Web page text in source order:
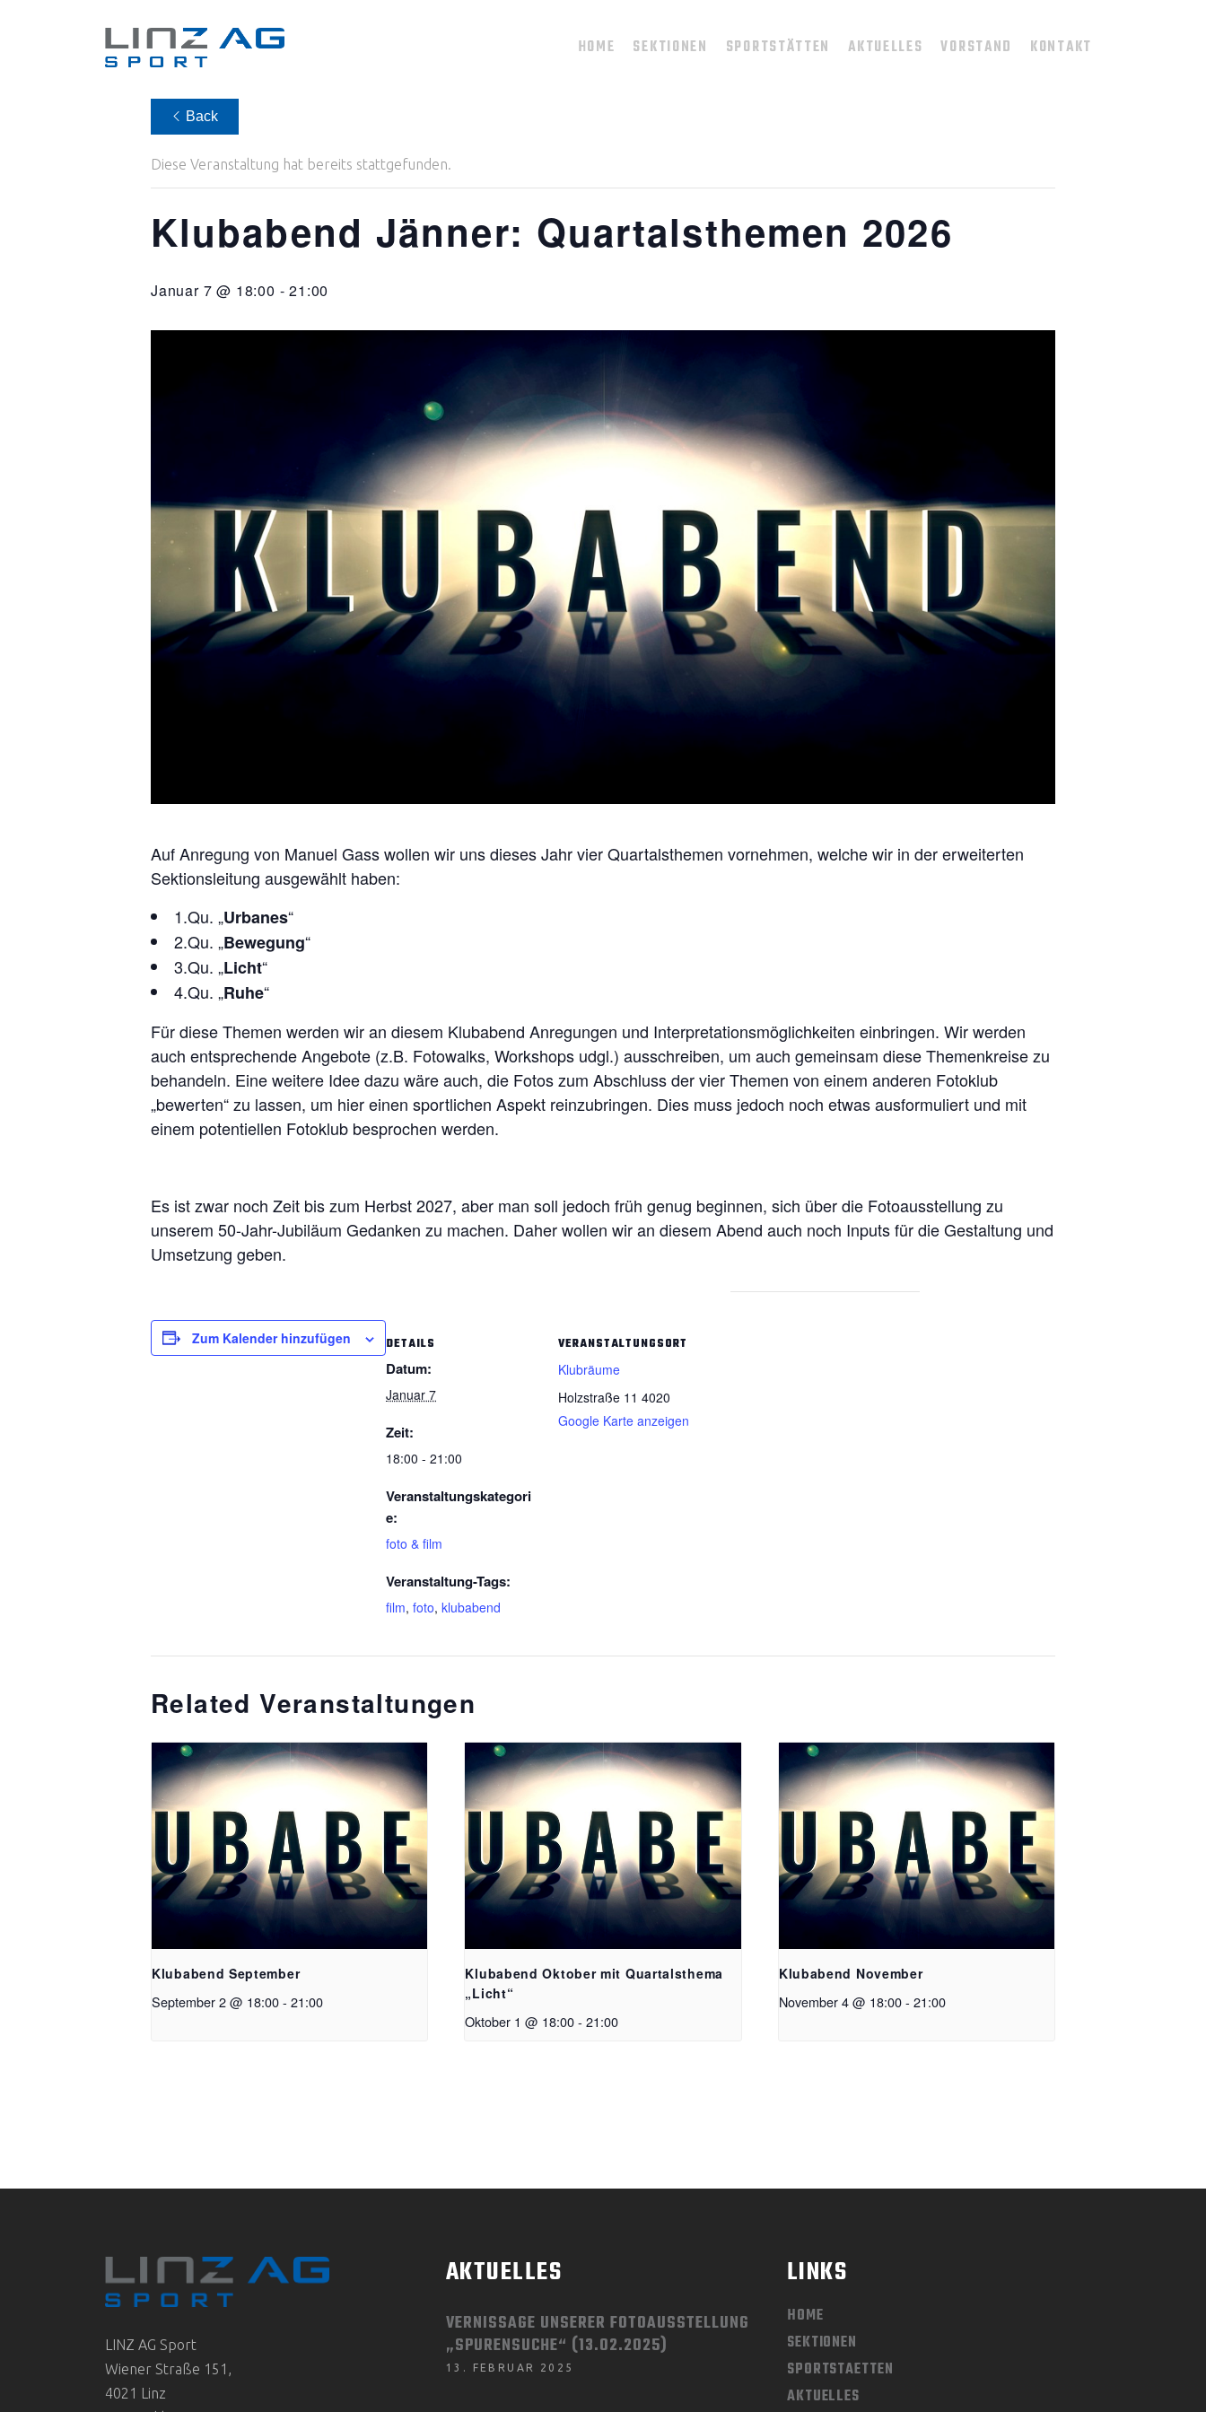
HOME SEKTIONEN SPORTSTÄTTEN AKTUELLES VORSTAND KONTAKT
Back
Diese Veranstaltung hat bereits stattgefunden.
Klubabend Jänner: Quartalsthemen 2026
Januar 7 @ 18:00 -21:00
Auf Anregung von Manuel Gass wollen wir uns dieses Jahr vier Quartalsthemen vornehmen, welche wir in der erweiterten
Sektionsleitung ausgewählt haben:
1.Qu. „Urbanes“
2.Qu. „Bewegung“
3.Qu. „Licht“
4.Qu. „Ruhe“
Für diese Themen werden wir an diesem Klubabend Anregungen und Interpretationsmöglichkeiten einbringen. Wir werden
auch entsprechende Angebote (z.B. Fotowalks, Workshops udgl.) ausschreiben, um auch gemeinsam diese Themenkreise zu
behandeln. Eine weitere Idee dazu wäre auch, die Fotos zum Abschluss der vier Themen von einem anderen Fotoklub
„bewerten“ zu lassen, um hier einen sportlichen Aspekt reinzubringen. Dies muss jedoch noch etwas ausformuliert und mit
einem potentiellen Fotoklub besprochen werden.
Es ist zwar noch Zeit bis zum Herbst 2027, aber man soll jedoch früh genug beginnen, sich über die Fotoausstellung zu
unserem 50-Jahr-Jubiläum Gedanken zu machen. Daher wollen wir an diesem Abend auch noch Inputs für die Gestaltung und
Umsetzung geben.
Zum Kalender hinzufügen DETAILS
Datum:
Januar 7
Zeit:
18:00 - 21:00
Veranstaltungskategori
e:
foto & film
Veranstaltung-Tags:
film, foto, klubabend
VERANSTALTUNGSORT
Klubräume
Holzstraße 11 4020
Google Karte anzeigen
Related Veranstaltungen
Klubabend September
September 2 @ 18:00- 21:00
Klubabend Oktober mit Quartalsthema
„Licht“
Oktober 1 @ 18:00 - 21:00
Klubabend November
November 4 @ 18:00- 21:00
LINZ AG Sport
Wiener Straße 151,
4021 Linz
AKTUELLES
VERNISSAGE UNSERER FOTOAUSSTELLUNG
„SPURENSUCHE“ (13.02.2025)
13. FEBRUAR 2025
LINKS
HOME
SEKTIONEN
SPORTSTAETTEN
AKTUELLES